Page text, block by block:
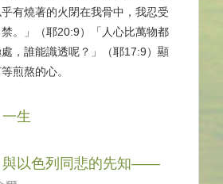
有燒著的火閉在我骨中，我忍受
。」（耶20:9）「人心比萬物都
，誰能識透呢？」（耶17:9）顯
煎熬的心。
生
與以色列同悲的先知——